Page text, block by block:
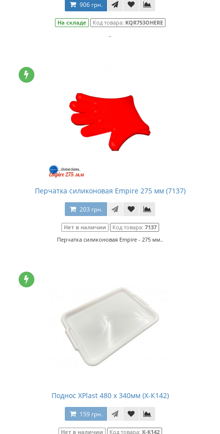
906 грн.
На складе Код товара: KQR753OHERE
..
Перчатка силиконовая Empire 275 мм (7137)
203 грн.
Нет в наличии Код товара: 7137
Перчатка силиконовая Empire - 275 мм..
Поднос XPlast 480 x 340мм (Х-К142)
159 грн.
Нет в наличии Код товара: Х-К142